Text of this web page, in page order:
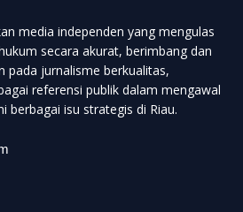
media independen yang mengulas
secara akurat, berimbang dan
pada jurnalisme berkualitas,
referensi publik dalam mengawal
berbagai isu strategis di Riau.